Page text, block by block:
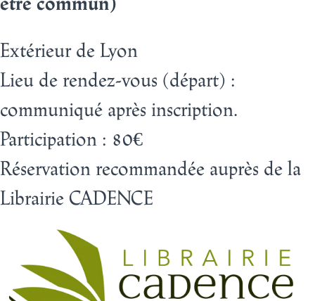
Extérieur de Lyon
Lieu de rendez-vous (départ) :
communiqué après inscription.
Participation : 80€
Réservation recommandée auprès de la
Librairie CADENCE